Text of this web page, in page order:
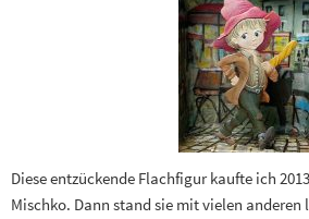
Diese entzückende Flachfigur kaufte ich
Mischko. Dann stand sie mit vielen anderen